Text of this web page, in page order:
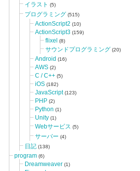
イラスト (5)
プログラミング (515)
ActionScript2 (10)
ActionScript3 (159)
flixel (8)
サウンドプログラミング (20)
Android (16)
AWS (2)
C / C++ (5)
iOS (182)
JavaScript(123)
PHP (2)
Python (1)
Unity (1)
Webサービス (5)
サーバー (4)
日記 (138)
program (6)
Dreamweaver (1)